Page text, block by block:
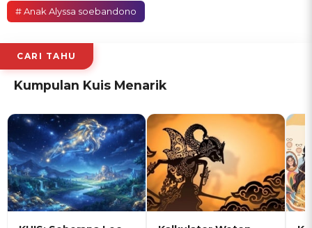
# Anak Alyssa soebandono
CARI TAHU
Kumpulan Kuis Menarik